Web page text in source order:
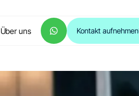
Über uns Kontakt aufnehmen